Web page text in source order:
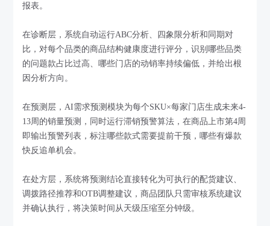
报表。
在诊断层，系统自动运行ABC分析、四象限分析和同期对
比，对每个品类的商品结构健康度进行评分，识别哪些品类
的问题款占比过高、哪些门店的动销率持续偏低，并给出根
因分析方向。
在预测层，AI需求预测模块为每个SKU×每家门店生成未来4-
13周的销量预测，同时运行滞销预警算法，在商品上市第4周
即输出预警列表，标注哪些款式需要提前干预，哪些有爆款
快反追单机会。
在处方层，系统将预测结论直接转化为可执行的配货建议、
调拨路径推荐和OTB调整建议，商品团队只需审核系统建议
并确认执行，将决策时间从天级压缩至分钟级。